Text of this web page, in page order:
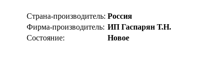
Страна-производитель: Россия
Фирма-производитель: ИП Гаспарян Т.Н.
Состояние:
Новое